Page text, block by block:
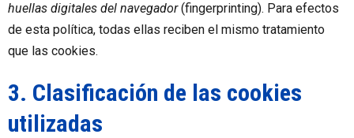
huellas digitales del navegador(fingerprinting). Para efectos
de esta política, todas ellas reciben el mismo tratamiento
que las cookies.
3. Clasificación de las cookies
utilizadas